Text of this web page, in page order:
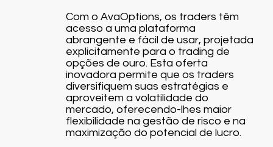
Com o AvaOptions, os traders têm
acesso a uma plataforma
abrangente e fácil de usar, projetada
explicitamente para o trading de
opções de ouro. Esta oferta
inovadora permite que os traders
diversifiquem suas estratégias e
aproveitem a volatilidade do
mercado, oferecendo-lhes maior
flexibilidade na gestão de risco e na
maximização do potencial de lucro.